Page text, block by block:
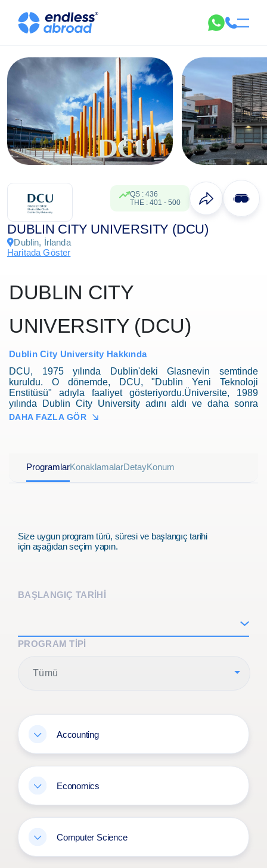
DUBLIN CITY UNIVERSITY (DCU)
Dublin, İrlanda
Haritada Göster
QS : 436
THE : 401 - 500
DUBLIN CITY
UNIVERSITY (DCU)
Dublin City University Hakkında
DCU, 1975 yılında Dublin'deki Glasnevin semtinde
kuruldu. O dönemde, DCU, "Dublin Yeni Teknoloji
Enstitüsü" adıyla faaliyet gösteriyordu.Üniversite, 1989
yılında Dublin City University adını aldı ve daha sonra
genişleyerek farklı alanlarda lisans, yüksek lisans
Bilimleri ve Eğitim bulunmaktadır.
DAHA FAZLA GÖR
ProgramlarKonaklamalarDetayKonum
Size uygun program türü, süresi ve başlangıç tarihi
için aşağıdan seçim yapın.
BAŞLANGIÇ TARİHİ
PROGRAM TIPI
Tümü
Accounting
Economics
Computer Science